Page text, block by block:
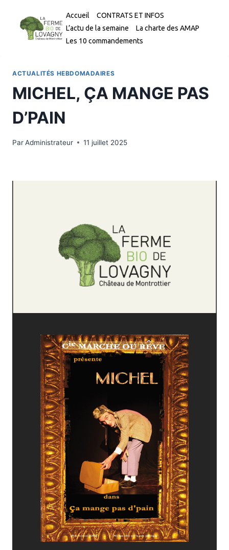
contenu
Accueil
CONTRATS ET INFOS
L’actu de la semaine
La charte des AMAP
Les 10 commandements
ACTUALITÉS HEBDOMADAIRES
MICHEL, ÇA MANGE PAS
D’PAIN
ParAdministrateur 11 juillet 2025